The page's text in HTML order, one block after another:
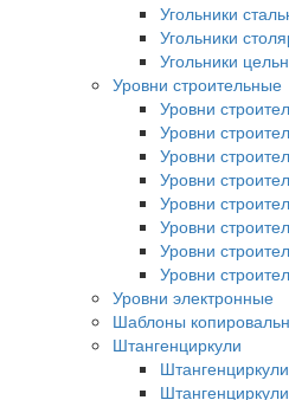
Угольники
Угольники
Угольники
Уровни строительные
Уровни
Уровни
Уровни
Уровни
Уровни
Уровни
Уровни
Уровни
Уровни электронные
Шаблоны
Штангенциркули